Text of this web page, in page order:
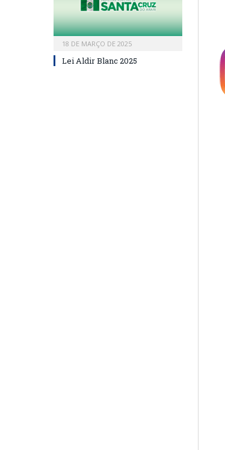
18 DE MARÇO DE 2025
Lei Aldir Blanc 2025